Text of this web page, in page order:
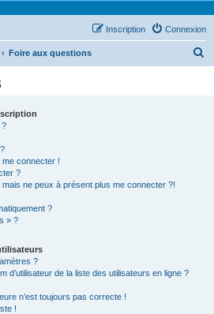
Connexion
Inscription
Foire aux questions
?
connecter !
?
ne peux à présent plus me connecter ?!
?
» ?
?
d’utilisateur de la liste des utilisateurs en ligne ?
n’est toujours pas correcte !
!